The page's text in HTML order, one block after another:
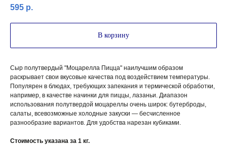
595 р.
В корзину
Сыр полутвердый "Моцарелла Пицца" наилучшим образом
раскрывает свои вкусовые качества под воздействием температуры.
Популярен в блюдах, требующих запекания и термической обработки,
например, в качестве начинки для пиццы, лазаньи. Диапазон
использования полутвердой моцареллы очень широк: бутерброды,
салаты, всевозможные холодные закуски — бесчисленное
разнообразие вариантов. Для удобства нарезан кубиками.
Стоимость указана за 1 кг.